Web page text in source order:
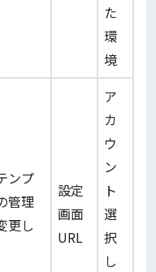
た
環
境
ンプ
管理
更し
設定
画面
URL
ア
カ
ウ
ン
ト
選
択
し